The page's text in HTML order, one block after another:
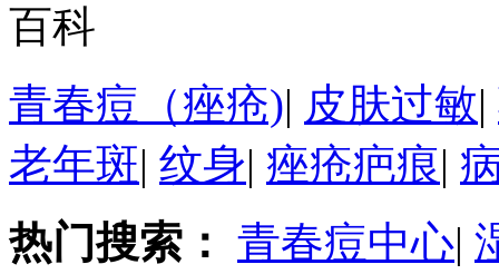
百科
青春痘（痤疮)| 皮肤过敏|
老年斑| 纹身| 痤疮疤痕|
热门搜索： 青春痘中心|